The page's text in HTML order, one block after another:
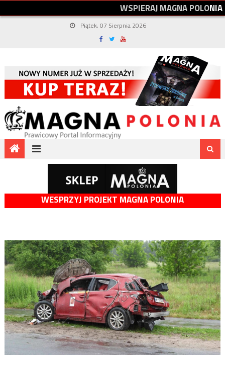
WSPIERAJMAGNAPOLONIA
Piątek, 07 Sierpnia 2026
WESPRZYJ PROJEKT MAGNA POLONIA